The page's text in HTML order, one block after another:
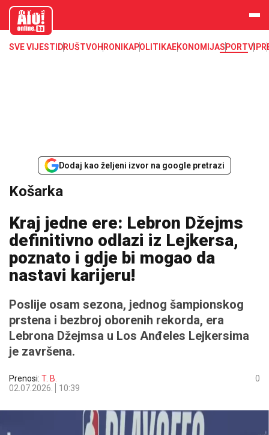
aloonline.b
SVE VIJESTI DRUŠTVOHRONIKAPOLITIKAEKONOMIJASPORTVIP
Dodaj kao željeni izvor na google pretrazi
Košarka
Kraj jedne ere: Lebron Džejms
definitivno odlazi iz Lejkersa,
poznato i gdje bi mogao da
nastavi karijeru!
Poslije osam sezona, jednog šampionskog
prstena i bezbroj oborenih rekorda, era
Lebrona Džejmsa u Los Anđeles Lejkersima
je završena.
Prenosi: T. B.
02.07.2026.
10:39
0